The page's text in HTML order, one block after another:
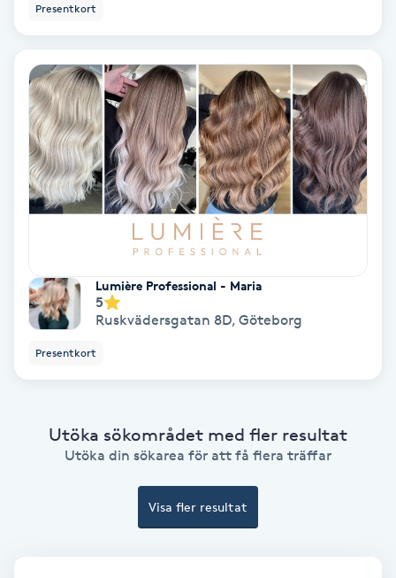
Medicinsk massage
Meditation
Medium
Megavolymfransar
Melasma
Mesoterapi
Presentkort
Lumière Professional - Maria
5
Ruskvädersgatan 8D, Göteborg
Presentkort
Utöka sökområdet med fler resultat
Utöka din sökarea för att få flera träffar
Visa fler resultat